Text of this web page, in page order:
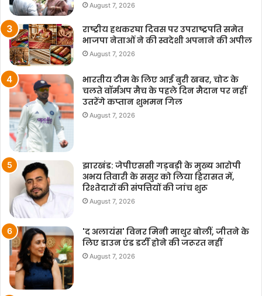
August 7, 2026
राष्ट्रीय हथकरघा दिवस पर उपराष्ट्रपति समेत
भाजपा नेताओं ने की स्वदेशी अपनाने की अपील
August 7, 2026
भारतीय टीम के लिए आई बुरी खबर, चोट के
चलते वॉर्मअप मैच के पहले दिन मैदान पर नहीं
उतरेंगे कप्तान शुभमन गिल
August 7, 2026
झारखंड: जेपीएससी गड़बड़ी के मुख्य आरोपी
अभय तिवारी के ससुर को लिया हिरासत में,
रिश्तेदारों की संपत्तियों की जांच शुरू
August 7, 2026
'द अलायंस' विनर मिनी माथुर बोलीं, जीतने के
लिए डाउन एंड डर्टी होने की जरूरत नहीं
August 7, 2026